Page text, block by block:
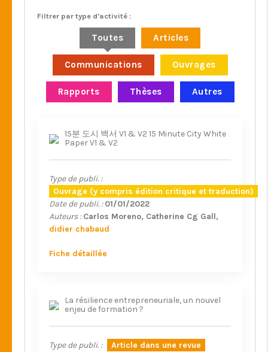
Filtrer par type d'activité :
Toutes Articles
Communications Ouvrages
Rapports Thèses Autres
15분 도시 백서 V1 & V2 15 Minute City White
Paper V1 & V2
Type de publi. :
Ouvrage (y compris édition critique et traduction)
Date de publi. : 01/01/2022
Auteurs : Carlos Moreno Catherine Cg Gall
didier chabaud
Fiche détaillée
La résilience entrepreneuriale, un nouvel
enjeu de formation ?
Type de publi. :
Article dans une revue